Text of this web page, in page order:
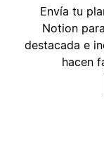
Envía tu
Notion
destacada e
hacen